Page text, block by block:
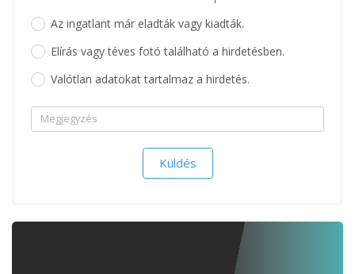
Az ingatlant már eladták vagy kiadták.
Elírás vagy téves fotó található a hirdetésben.
Valótlan adatokat tartalmaz a hirdetés.